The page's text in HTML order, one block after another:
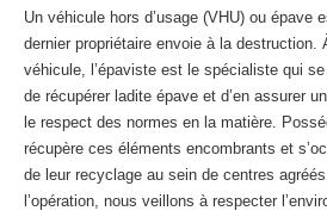
Un véhicule hors d’usage (VHU) ou épave
dernier propriétaire envoie à la destruction.
véhicule, l’épaviste est le spécialiste qui
de récupérer ladite épave et d’en assurer
le respect des normes en la matière.
récupère ces éléments encombrants et
de leur recyclage au sein de centres
l’opération, nous veillons à respecter